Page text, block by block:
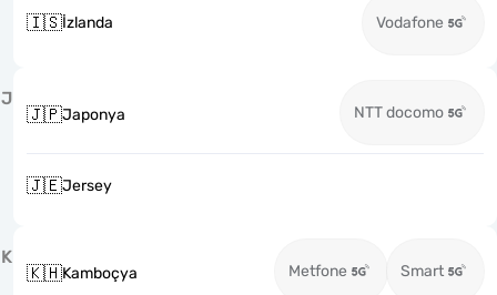
🇮🇸İzlanda Vodafone
J
🇯🇵Japonya NTT docomo
🇯🇪Jersey
K
🇰🇭Kamboçya Metfone Smart